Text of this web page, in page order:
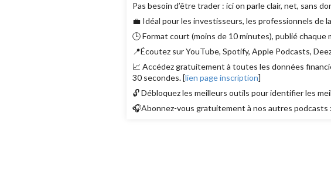
Pas besoin d’être trader : ici on parle clair, net, sans
💼 Idéal pour les investisseurs, les professionnels de
🕒 Format court (moins de 10 minutes), publié chaque
📍Écoutez sur YouTube, Spotify, Apple Podcasts,
📈 Accédez gratuitement à toutes les données
30 secondes. [lien page inscription]
🔓 Débloquez les meilleurs outils pour identifier les
🎧Abonnez-vous gratuitement à nos autres podcasts